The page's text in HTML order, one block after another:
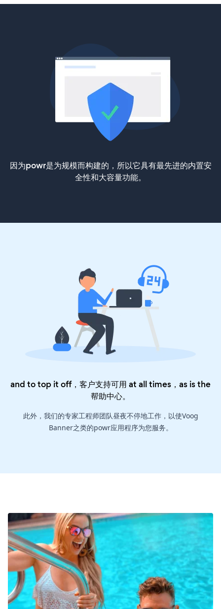
因为powr是为规模而构建的，所以它具有最先进的内置安
全性和大容量功能。
and to top it off，客户支持可用 at all times，as is the
帮助中心。
此外，我们的专家工程师团队昼夜不停地工作，以使Voog
Banner之类的powr应用程序为您服务。